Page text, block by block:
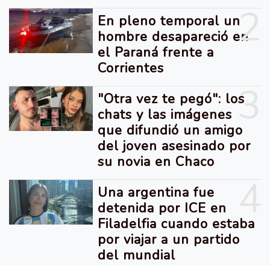
2
En pleno temporal un
hombre desapareció en
el Paraná frente a
Corrientes
3
"Otra vez te pegó": los
chats y las imágenes
que difundió un amigo
del joven asesinado por
su novia en Chaco
Una argentina fue
detenida por ICE en
Filadelfia cuando estaba
por viajar a un partido
del mundial